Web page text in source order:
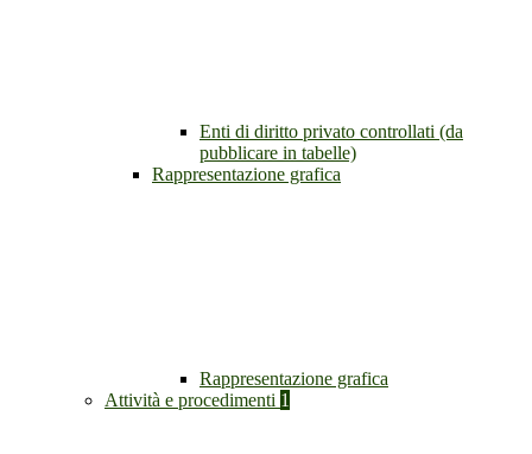
Enti di diritto privato controllati (da
pubblicare in tabelle)
Rappresentazione grafica
Rappresentazione grafica
Attività e procedimenti 1